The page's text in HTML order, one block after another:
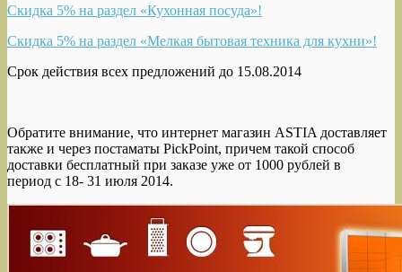
Скидка 5% на раздел «Кухонная посуда»!
Скидка 5% на раздел «Мелкая бытовая техника для кухни»!
Срок действия всех предложений до 15.08.2014
Обратите внимание, что интернет магазин ASTIA доставляет
также и через постаматы PickPoint, причем такой способ
доставки бесплатный при заказе уже от 1000 рублей в
период с 18- 31 июля 2014.